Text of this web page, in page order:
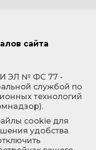
сайта
ЭЛ № ФС 77 -
службой по
технологий
cookie для
удобства